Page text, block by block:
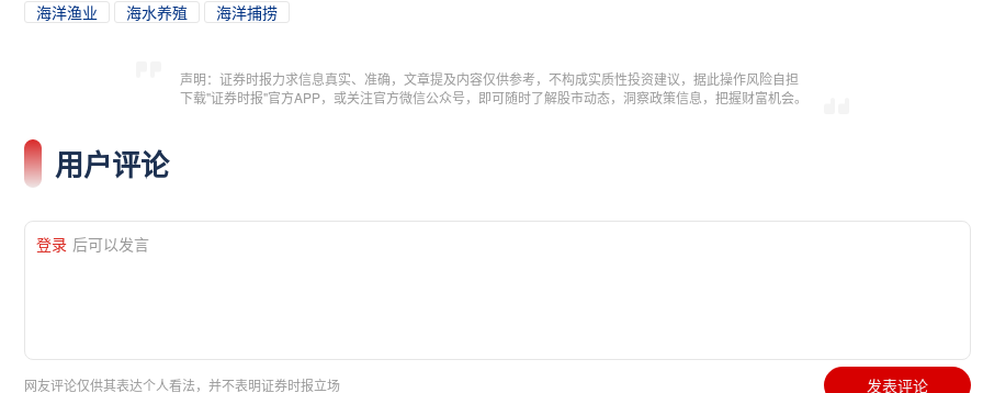
海洋渔业 海水养殖 海洋捕捞
声明：证券时报力求信息真实、准确，文章提及内容仅供参考，不构成实质性投资建议，据此操作风险自担
下载"证券时报"官方APP，或关注官方微信公众号，即可随时了解股市动态，洞察政策信息，把握财富机会。
用户评论
登录 后可以发言
网友评论仅供其表达个人看法，并不表明证券时报立场 发表评论